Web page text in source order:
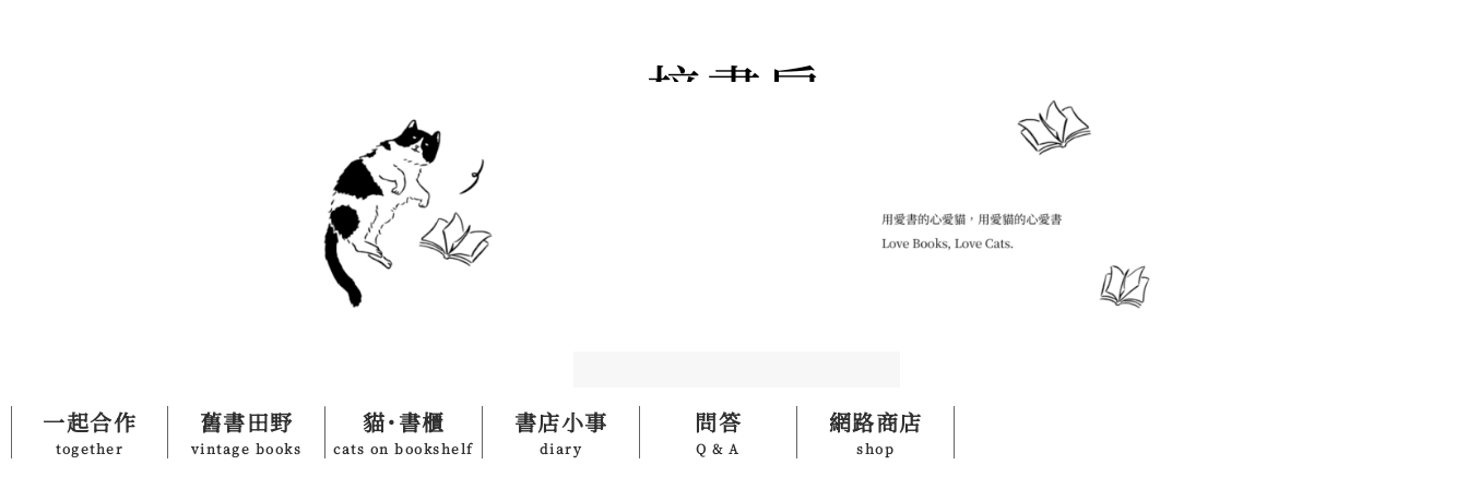
一起合作
together
舊書田野
vintage books
貓˙書櫃
cats on bookshelf
書店小事
diary
問答
Q & A
網路商店
shop